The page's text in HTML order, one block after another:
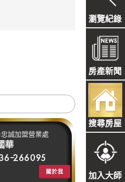
瀏覽紀錄
房產新聞
搜尋房屋
加入大師
誠加盟營業處
華
266095
關於我